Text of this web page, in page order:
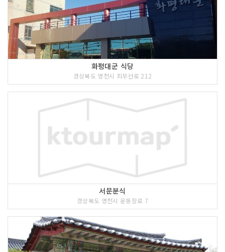
화평대군 식당
경상북도 영천시 최무선로 212
서문분식
경상북도 영천시 운동장로 7